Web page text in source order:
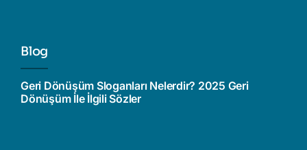
Blog
Geri Dönüşüm Sloganları Nelerdir? 2025 Geri
Dönüşüm İle İlgili Sözler